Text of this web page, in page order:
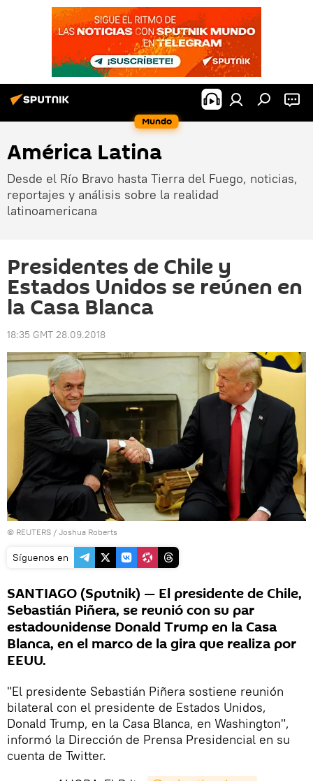
Mundo
América Latina
Desde el Río Bravo hasta Tierra del Fuego, noticias,
reportajes y análisis sobre la realidad
latinoamericana
Presidentes de Chile y
Estados Unidos se reúnen en
la Casa Blanca
18:35 GMT 28.09.2018
© REUTERS / Joshua Roberts
Síguenos en
SANTIAGO (Sputnik) — El presidente de Chile,
Sebastián Piñera, se reunió con su par
estadounidense Donald Trump en la Casa
Blanca, en el marco de la gira que realiza por
EEUU.
"El presidente Sebastián Piñera sostiene reunión
bilateral con el presidente de Estados Unidos,
Donald Trump, en la Casa Blanca, en Washington",
informó la Dirección de Prensa Presidencial en su
cuenta de Twitter.